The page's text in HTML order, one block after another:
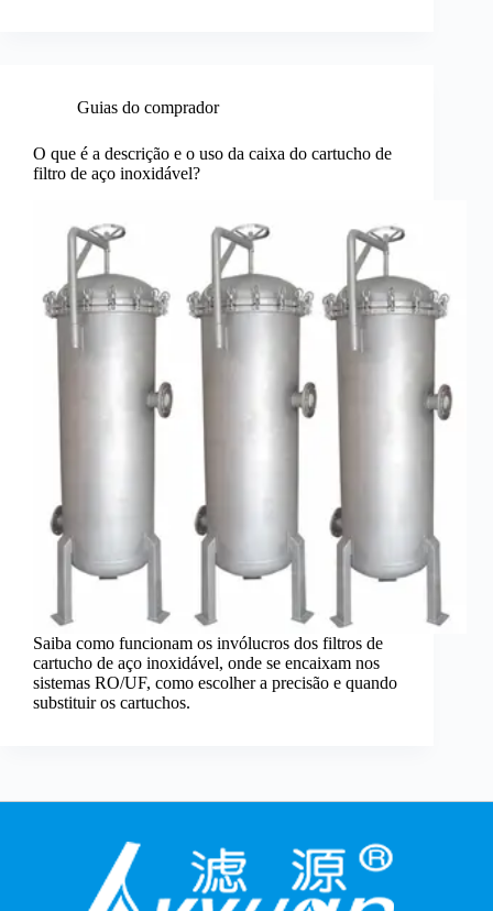
Guias do comprador
O que é a descrição e o uso da caixa do cartucho de
filtro de aço inoxidável?
Saiba como funcionam os invólucros dos filtros de
cartucho de aço inoxidável, onde se encaixam nos
sistemas RO/UF, como escolher a precisão e quando
substituir os cartuchos.